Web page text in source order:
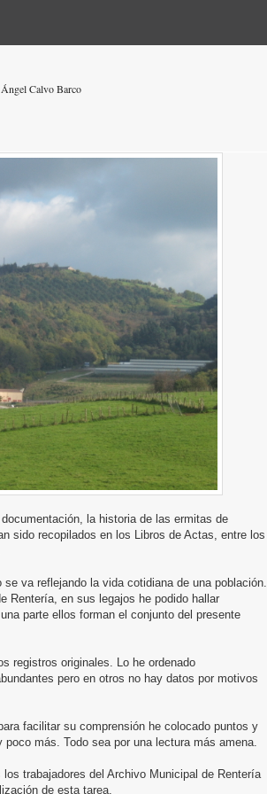
Ángel Calvo Barco
la historia de las ermitas de
sido recopilados en los Libros de Actas, entre los
va reflejando la vida cotidiana de una población.
Rentería, en sus legajos he podido hallar
parte ellos forman el conjunto del presente
registros originales. Lo he ordenado
pero en otros no hay datos por motivos
facilitar su comprensión he colocado puntos y
más. Todo sea por una lectura más amena.
trabajadores del Archivo Municipal de Rentería
de esta tarea.